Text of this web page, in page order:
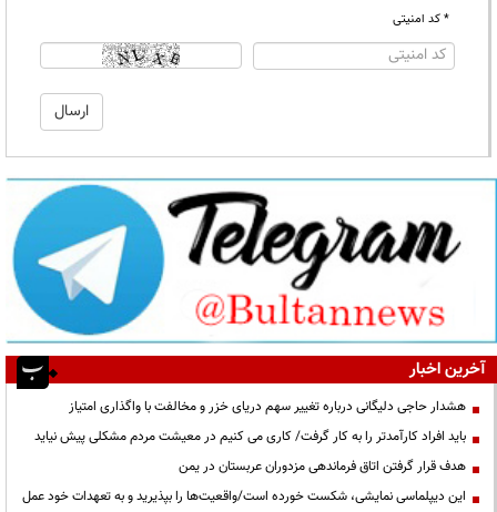
* کد امنیتی
آخرین اخبار
هشدار حاجی دلیگانی درباره تغییر سهم دریای خزر و مخالفت با واگذاری امتیاز
باید افراد کارآمدتر را به کار گرفت/ کاری می کنیم در معیشت مردم مشکلی پیش نیاید
هدف قرار گرفتن اتاق‌ فرماندهی مزدوران عربستان در یمن
این دیپلماسی نمایشی، شکست خورده است/واقعیت‌ها را بپذیرید و به تعهدات خود عمل